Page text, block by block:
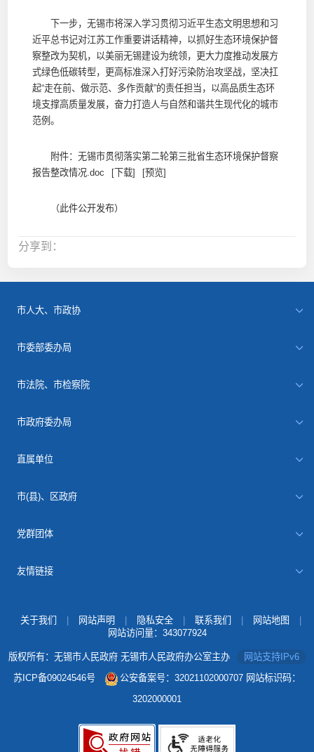
下一步，无锡市将深入学习贯彻习近平生态文明思想和习
近平总书记对江苏工作重要讲话精神，以抓好生态环境保护督
察整改为契机，以美丽无锡建设为统领，更大力度推动发展方
式绿色低碳转型，更高标准深入打好污染防治攻坚战，坚决扛
起“走在前、做示范、多作贡献”的责任担当，以高品质生态环
境支撑高质量发展，奋力打造人与自然和谐共生现代化的城市
范例。
附件：无锡市贯彻落实第二轮第三批省生态环境保护督察
报告整改情况.doc
[下载] [预览]
（此件公开发布）
分享到：
市人大、市政协
市委部委办局
市法院、市检察院
市政府委办局
直属单位
市(县)、区政府
党群团体
友情链接
关于我们 网站声明 隐私安全 联系我们 网站地图
网站访问量： 343077924
版权所有：无锡市人民政府 无锡市人民政府办公室主办
网站支持IPv6
苏ICP备09024546号
公安备案号：32021102000707 网站标识码：
3202000001